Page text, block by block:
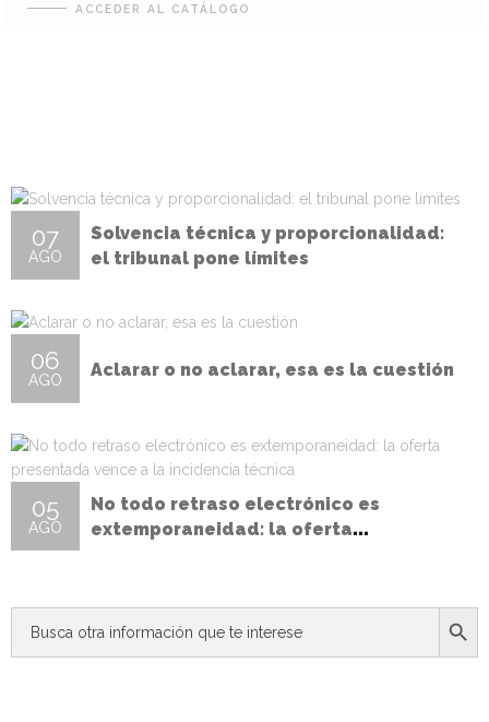
ACCEDER AL CATÁLOGO
07
AGO
Solvencia técnica y proporcionalidad:
el tribunal pone límites
06
AGO
Aclarar o no aclarar, esa es la cuestión
05
AGO
No todo retraso electrónico es
extemporaneidad: la oferta
Buscar: Botón